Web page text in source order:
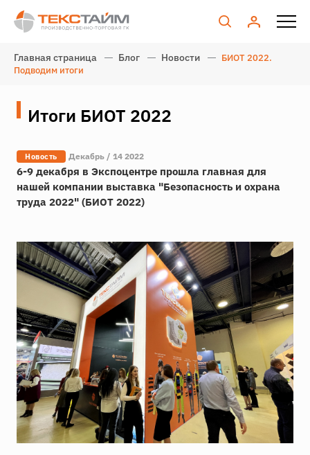
Главная страница Блог Новости
БИОТ 2022.
Подводим итоги
Итоги БИОТ 2022
Новость Декабрь / 14 2022
6-9 декабря в Экспоцентре прошла главная для
нашей компании выставка "Безопасность и охрана
труда 2022" (БИОТ 2022)